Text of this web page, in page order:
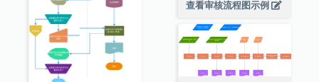
查看审核流程图示例